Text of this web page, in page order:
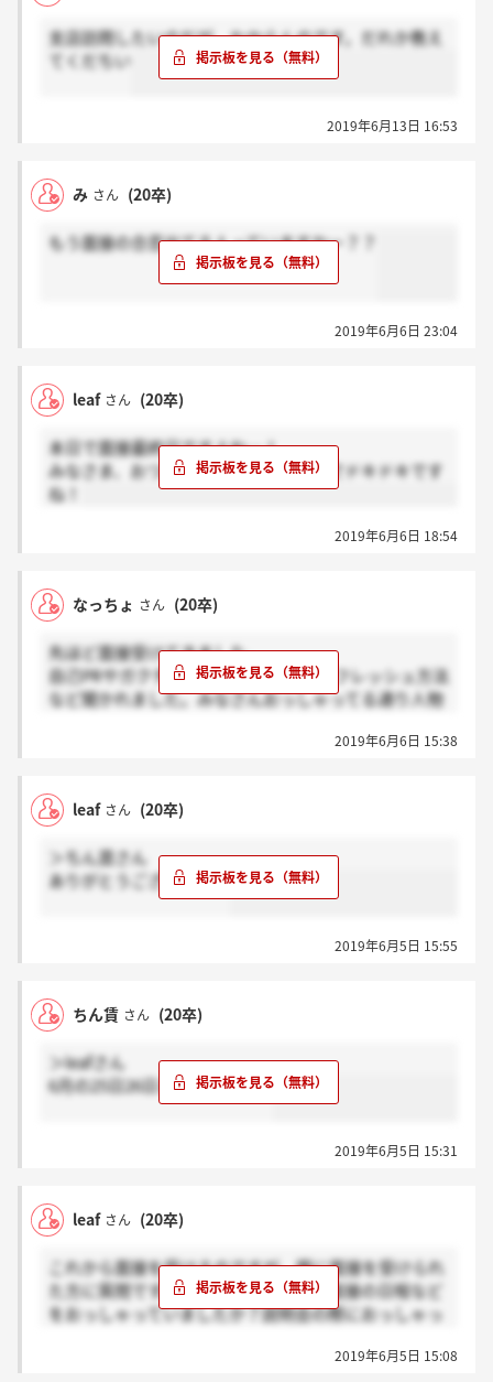
支店訪問したいのだが、わからんのです。だれか教え
てくだちい
2019年6月13日 16:53
み さん (20卒)
もう面接の合否出てる人っていますかー？？
2019年6月6日 23:04
leaf さん (20卒)
本日で面接最終日ですよね…！
みなさま、おつかれ様でした！結果までドキドキです
ね！
2019年6月6日 18:54
なっちょ さん (20卒)
先ほど面接受けてきました。
自己PRやガクチカ、挫折した経験、リフレッシュ方法
など聞かれました。みなさんおっしゃってる通り人物
2019年6月6日 15:38
leaf さん (20卒)
＞ちん賃さん
ありがとうございます！
2019年6月5日 15:55
ちん賃 さん (20卒)
＞leafさん
6月の25日26日と言われました
2019年6月5日 15:31
leaf さん (20卒)
これから面接を受けるのですが、既に面接を受けられ
た方に質問です。面接の際に、次回の面接の日程など
をおっしゃっていましたか？説明会の際におっしゃっ
2019年6月5日 15:08